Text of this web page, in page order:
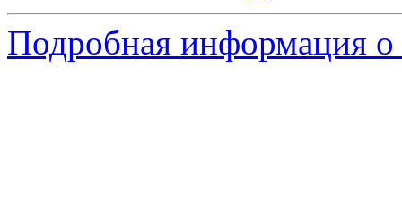
Подробная информация